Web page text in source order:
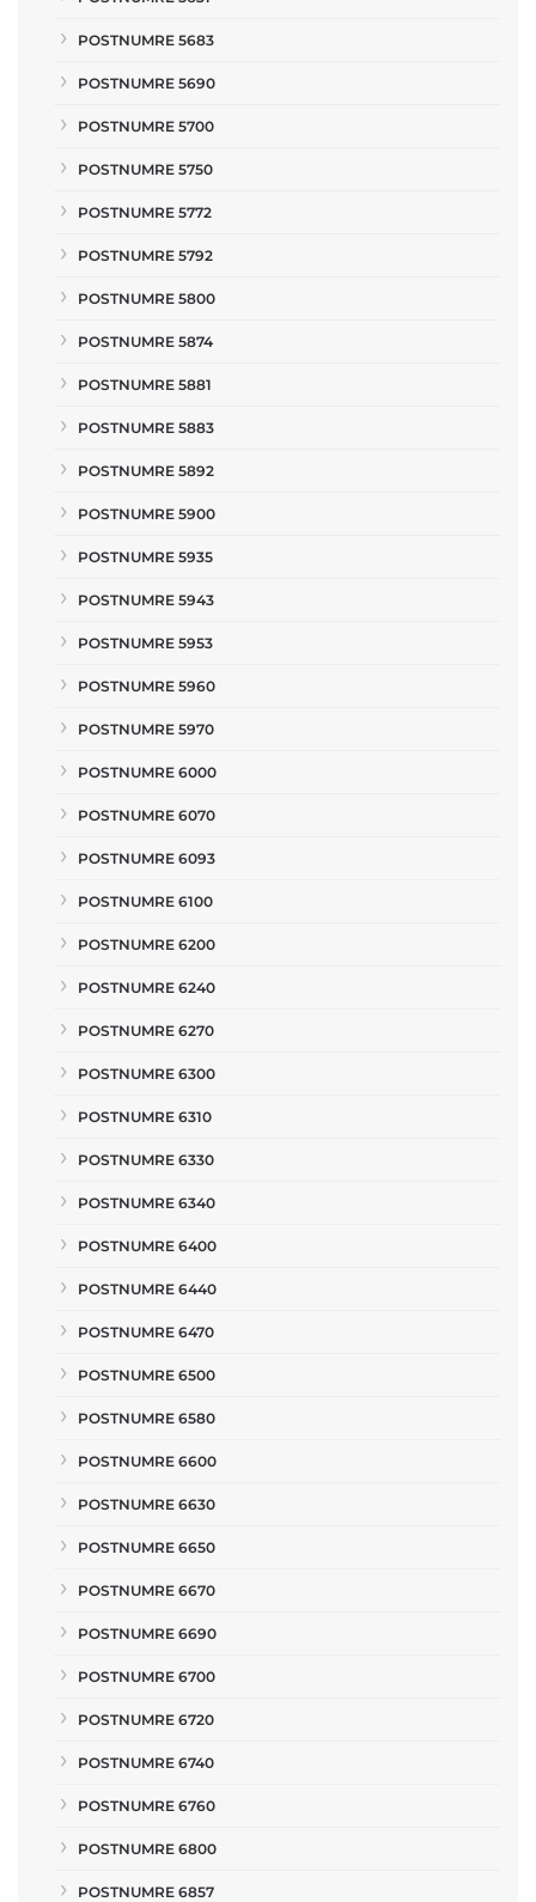
POSTNUMRE 5683
POSTNUMRE 5690
POSTNUMRE 5700
POSTNUMRE 5750
POSTNUMRE 5772
POSTNUMRE 5792
POSTNUMRE 5800
POSTNUMRE 5874
POSTNUMRE 5881
POSTNUMRE 5883
POSTNUMRE 5892
POSTNUMRE 5900
POSTNUMRE 5935
POSTNUMRE 5943
POSTNUMRE 5953
POSTNUMRE 5960
POSTNUMRE 5970
POSTNUMRE 6000
POSTNUMRE 6070
POSTNUMRE 6093
POSTNUMRE 6100
POSTNUMRE 6200
POSTNUMRE 6240
POSTNUMRE 6270
POSTNUMRE 6300
POSTNUMRE 6310
POSTNUMRE 6330
POSTNUMRE 6340
POSTNUMRE 6400
POSTNUMRE 6440
POSTNUMRE 6470
POSTNUMRE 6500
POSTNUMRE 6580
POSTNUMRE 6600
POSTNUMRE 6630
POSTNUMRE 6650
POSTNUMRE 6670
POSTNUMRE 6690
POSTNUMRE 6700
POSTNUMRE 6720
POSTNUMRE 6740
POSTNUMRE 6760
POSTNUMRE 6800
POSTNUMRE 6857